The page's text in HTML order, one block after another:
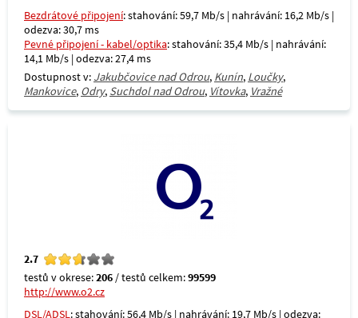
Bezdrátové připojení: stahování: 59,7 Mb/s | nahrávání: 16,2 Mb/s |
odezva: 30,7 ms
Pevné připojení - kabel/optika: stahování: 35,4 Mb/s | nahrávání:
14,1 Mb/s | odezva: 27,4 ms
Dostupnost v: Jakubčovice nad Odrou, Kunín, Loučky,
Mankovice, Odry, Suchdol nad Odrou, Vítovka, Vražné
2.7
testů v okrese:206 / testů celkem:99599
http://www.o2.cz
DSL/ADSL: stahování: 56,4 Mb/s | nahrávání: 19,7 Mb/s | odezva: